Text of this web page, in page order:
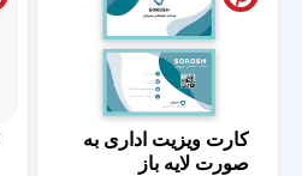
کارت ویزیت اداری به
صورت لایه باز